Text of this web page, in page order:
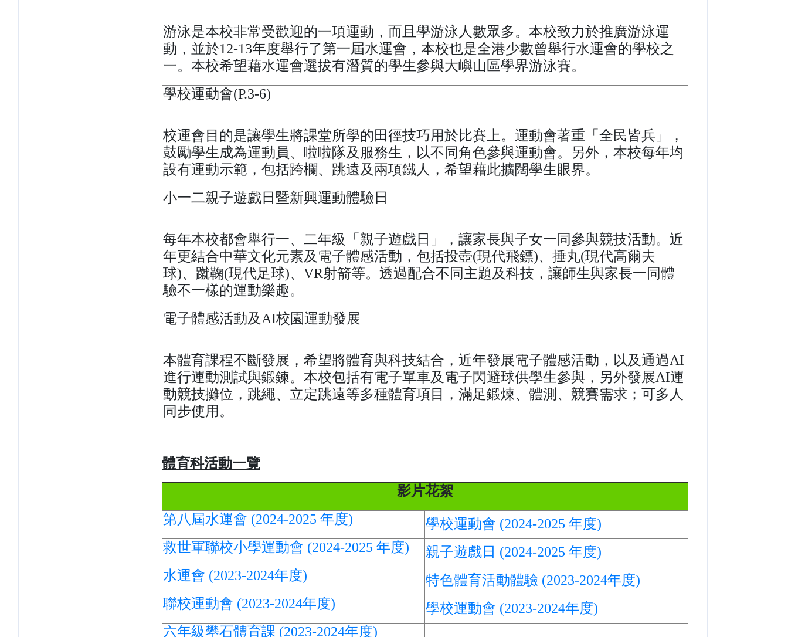
游泳是本校非常受歡迎的一項運動，而且學游泳人數眾多。本校致力於推廣游泳運
動，並於12-13年度舉行了第一屆水運會，本校也是全港少數曾舉行水運會的學校之
一。本校希望藉水運會選拔有潛質的學生參與大嶼山區學界游泳賽。
學校運動會(P.3-6)
校運會目的是讓學生將課堂所學的田徑技巧用於比賽上。運動會著重「全民皆兵」，
鼓勵學生成為運動員、啦啦隊及服務生，以不同角色參與運動會。另外，本校每年均
設有運動示範，包括跨欄、跳遠及兩項鐵人，希望藉此擴闊學生眼界。
小一二親子遊戲日暨新興運動體驗日
每年本校都會舉行一、二年級「親子遊戲日」，讓家長與子女一同參與競技活動。近
年更結合中華文化元素及電子體感活動，包括投壺(現代飛鏢)、捶丸(現代高爾夫
球)、蹴鞠(現代足球)、VR射箭等。透過配合不同主題及科技，讓師生與家長一同體
驗不一樣的運動樂趣。
電子體感活動及AI校園運動發展
本體育課程不斷發展，希望將體育與科技結合，近年發展電子體感活動，以及通過AI
進行運動測試與鍛鍊。本校包括有電子單車及電子閃避球供學生參與，另外發展AI運
動競技攤位，跳繩、立定跳遠等多種體育項目，滿足鍛煉、體測、競賽需求；可多人
同步使用。
體育科活動一覽
影片花絮
第八屆水運會 (2024-2025 年度)
學校運動會 (2024-2025 年度)
救世軍聯校小學運動會 (2024-2025 年度)
親子遊戲日 (2024-2025 年度)
水運會 (2023-2024年度)
特色體育活動體驗 (2023-2024年度)
聯校運動會 (2023-2024年度)
學校運動會 (2023-2024年度)
六年級攀石體育課 (2023-2024年度)